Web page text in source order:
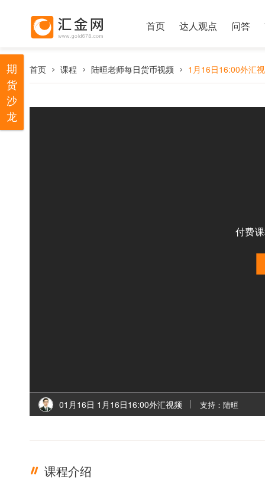
首页 达人观点 问答
首页 课程 陆晅老师每日货币视频 1月16日16:00外汇
付费
01月16日 1月16日16:00外汇视频 支持：陆晅
课程介绍
期
货
沙
龙